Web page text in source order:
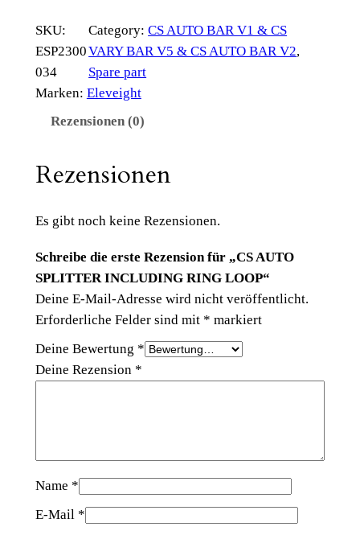
A
U
T
O
T
R
I
N
C
L
U
D
I
N
SKU:
ESP2300
034
Category:CS AUTO BAR V1 & CS
VARY BAR V5 & CS AUTO BAR V2
Spare part
Marken: Eleveight
Rezensionen (0)
Rezensionen
Es gibt noch keine Rezensionen.
Schreibe die erste Rezension für „CS AUTO
SPLITTER INCLUDING RING LOOP“
Deine E-Mail-Adresse wird nicht veröffentlicht.
Erforderliche Felder sind mit * markiert
Deine Bewertung *
Deine Rezension *
Name *
E-Mail *